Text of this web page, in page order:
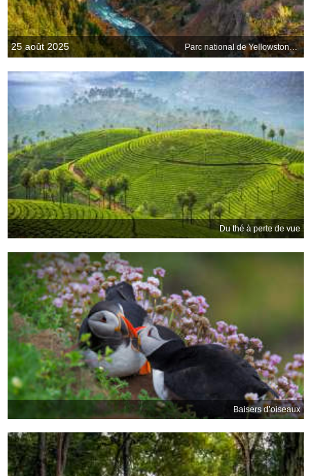
25 août 2025 Parc national de Yellowstone, États-Unis
Du thé à perte de vue
Baisers d’oiseaux